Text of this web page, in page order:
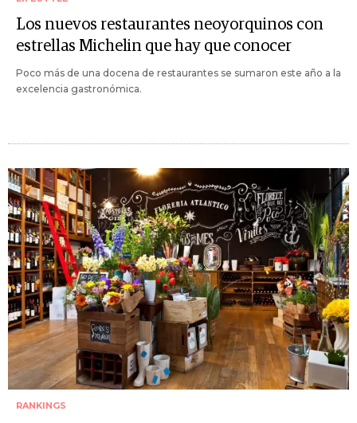
Los nuevos restaurantes neoyorquinos con
estrellas Michelin que hay que conocer
Poco más de una docena de restaurantes se sumaron este año a la
excelencia gastronómica.
RANKINGS